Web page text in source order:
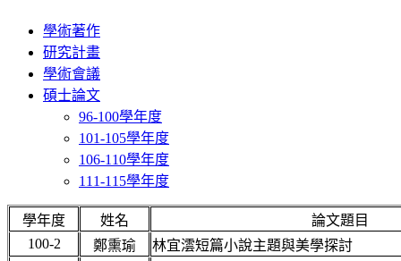
學術著作
研究計畫
學術會議
碩士論文
96-100學年度
101-105學年度
106-110學年度
111-115學年度
學年度 姓名
論文題目
100-2
鄭熏瑜 林宜澐短篇小說主題與美學探討